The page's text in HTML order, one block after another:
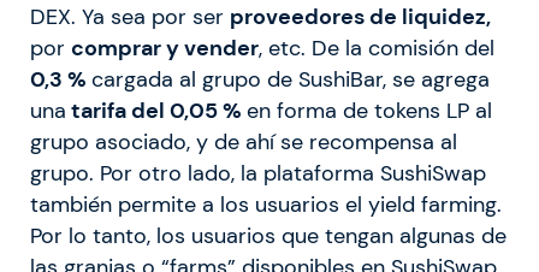
DEX. Ya sea por ser proveedores de liquidez,
por comprar y vender, etc. De la comisión del
0,3 % cargada al grupo de SushiBar, se agrega
una tarifa del 0,05 % en forma de tokens LP al
grupo asociado, y de ahí se recompensa al
grupo. Por otro lado, la plataforma SushiSwap
también permite a los usuarios el yield farming.
Por lo tanto, los usuarios que tengan algunas de
las granjas o “farms” disponibles en SushiSwap